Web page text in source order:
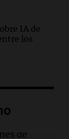
IA de
los
de
de